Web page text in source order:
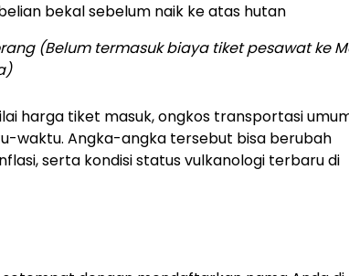
bekal sebelum naik ke atas hutan
(Belum termasuk biaya tiket pesawat ke
harga tiket masuk, ongkos transportasi
waktu. Angka-angka tersebut bisa berubah
serta kondisi status vulkanologi terbaru di